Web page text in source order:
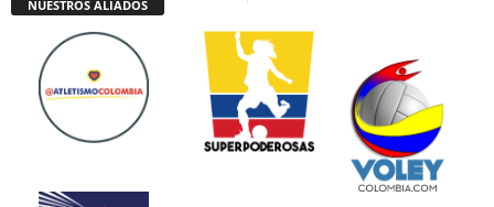
NUESTROS ALIADOS